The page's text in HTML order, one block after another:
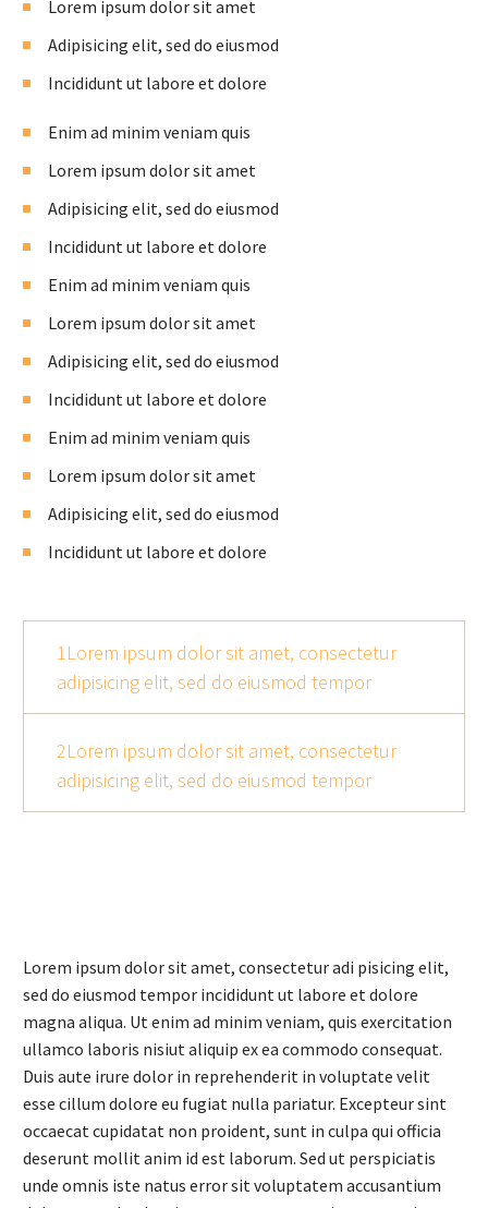
Lorem ipsum dolor sit amet
Adipisicing elit, sed do eiusmod
Incididunt ut labore et dolore
Enim ad minim veniam quis
Lorem ipsum dolor sit amet
Adipisicing elit, sed do eiusmod
Incididunt ut labore et dolore
Enim ad minim veniam quis
Lorem ipsum dolor sit amet
Adipisicing elit, sed do eiusmod
Incididunt ut labore et dolore
Enim ad minim veniam quis
Lorem ipsum dolor sit amet
Adipisicing elit, sed do eiusmod
Incididunt ut labore et dolore
1Lorem ipsum dolor sit amet, consectetur
adipisicing elit, sed do eiusmod tempor
2Lorem ipsum dolor sit amet, consectetur
adipisicing elit, sed do eiusmod tempor
Lorem ipsum dolor sit amet, consectetur adi pisicing elit,
sed do eiusmod tempor incididunt ut labore et dolore
magna aliqua. Ut enim ad minim veniam, quis exercitation
ullamco laboris nisiut aliquip ex ea commodo consequat.
Duis aute irure dolor in reprehenderit in voluptate velit
esse cillum dolore eu fugiat nulla pariatur. Excepteur sint
occaecat cupidatat non proident, sunt in culpa qui officia
deserunt mollit anim id est laborum. Sed ut perspiciatis
unde omnis iste natus error sit voluptatem accusantium